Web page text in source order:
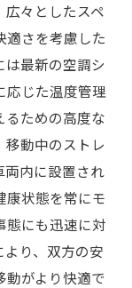
安心感
ービス
サービスの
徴
ント
セス性
広々としたスペ
適さを考慮した
は最新の空調シ
応じた温度管理
るための高度な
移動中のストレ
両内に設置され
康状態を常にモ
態にも迅速に対
より、双方の安
動がより快適で